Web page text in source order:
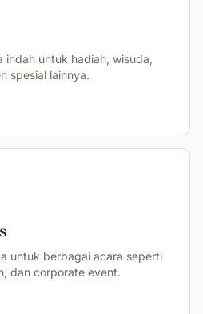
indah untuk hadiah, wisuda,
spesial lainnya.
untuk berbagai acara seperti
dan corporate event.